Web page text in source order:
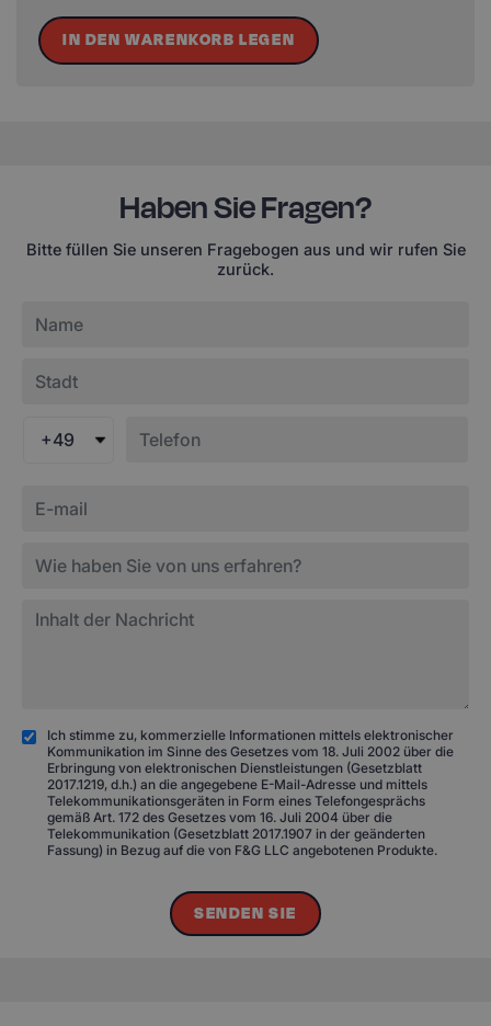
IN DEN WARENKORB LEGEN
Haben Sie Fragen?
Bitte füllen Sie unseren Fragebogen aus und wir rufen Sie
zurück.
+49
Ich stimme zu, kommerzielle Informationen mittels elektronischer
Kommunikation im Sinne des Gesetzes vom 18. Juli 2002 über die
Erbringung von elektronischen Dienstleistungen (Gesetzblatt
2017.1219, d.h.) an die angegebene E-Mail-Adresse und mittels
Telekommunikationsgeräten in Form eines Telefongesprächs
gemäß Art. 172 des Gesetzes vom 16. Juli 2004 über die
Telekommunikation (Gesetzblatt 2017.1907 in der geänderten
Fassung) in Bezug auf die von F&G LLC angebotenen Produkte.
SENDEN SIE